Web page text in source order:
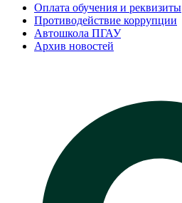
Оплата обучения и реквизиты
Противодействие коррупции
Автошкола ПГАУ
Архив новостей